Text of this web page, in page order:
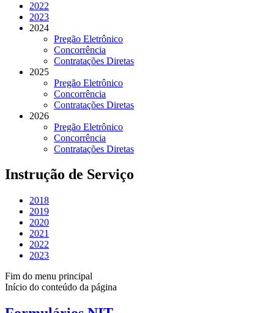
2022
2023
2024
Pregão Eletrônico
Concorrência
Contratações Diretas
2025
Pregão Eletrônico
Concorrência
Contratações Diretas
2026
Pregão Eletrônico
Concorrência
Contratações Diretas
Instrução de Serviço
2018
2019
2020
2021
2022
2023
Fim do menu principal
Início do conteúdo da página